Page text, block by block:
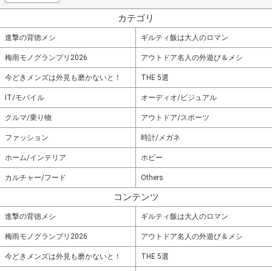
カテゴリ
進撃の背徳メシ ギルティ飯は大人のロマン
梅雨モノグランプリ2026 アウトドア名人の外遊び＆メシ
今どきメンズは外見も磨かないと！ THE 5選
IT/モバイル オーディオ/ビジュアル
クルマ/乗り物 アウトドア/スポーツ
ファッション 時計/メガネ
ホーム/インテリア ホビー
カルチャー/フード Others
コンテンツ
進撃の背徳メシ ギルティ飯は大人のロマン
梅雨モノグランプリ2026 アウトドア名人の外遊び＆メシ
今どきメンズは外見も磨かないと！ THE 5選